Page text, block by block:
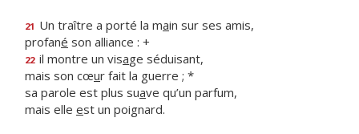
21 Un traître a porté la main sur ses amis,
profané son alliance : +
22 il montre un visage séduisant,
mais son cœur fait la guerre ; *
sa parole est plus suave qu’un parfum,
mais elle est un poignard.